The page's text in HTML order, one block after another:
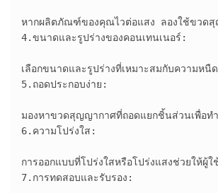
หากผลิตภัณฑ์ของคุณไวต่อแสง ลองใช้ขวดสุ
4.ขนาดและรูปร่างของคอนเทนเนอร์:
เลือกขนาดและรูปร่างที่เหมาะสมกับความห
5.ถอดประกอบง่าย:
มองหาขวดสุญญากาศที่ถอดแยกชิ้นส่วนเพื่อท
6.ความโปร่งใส:
การออกแบบที่โปร่งใสหรือโปร่งแสงช่วยให้ผู้
7.การทดสอบและรับรอง: